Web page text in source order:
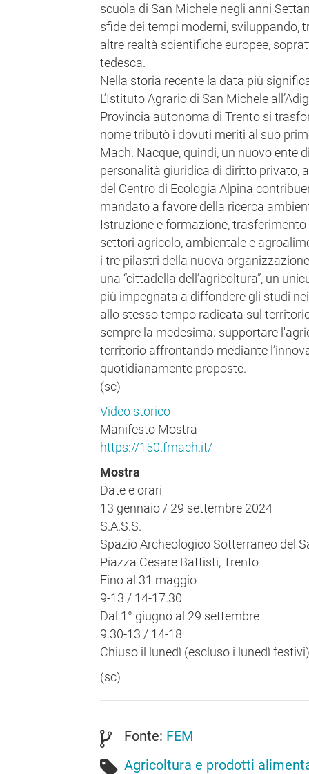
scuola di San Michele negli anni
sfide dei tempi moderni, sviluppando,
altre realtà scientifiche europee,
tedesca.
Nella storia recente la data più
L’Istituto Agrario di San Michele
Provincia autonoma di Trento si
nome tributò i dovuti meriti al suo
Mach. Nacque, quindi, un nuovo ente
personalità giuridica di diritto privato,
del Centro di Ecologia Alpina
mandato a favore della ricerca
Istruzione e formazione,
settori agricolo, ambientale e
i tre pilastri della nuova
una “cittadella dell’agricoltura”, un
più impegnata a diffondere gli studi
allo stesso tempo radicata sul
sempre la medesima: supportare
territorio affrontando mediante
quotidianamente proposte.
(sc)
Video storico
Manifesto Mostra
https://150.fmach.it/
Mostra
Date e orari
13 gennaio / 29 settembre 2024
S.A.S.S.
Spazio Archeologico Sotterraneo del
Piazza Cesare Battisti, Trento
Fino al 31 maggio
9-13 / 14-17.30
Dal 1° giugno al 29 settembre
9.30-13 / 14-18
Chiuso il lunedì (escluso i lunedì festivi)
(sc)
Fonte: FEM
Agricoltura e prodotti